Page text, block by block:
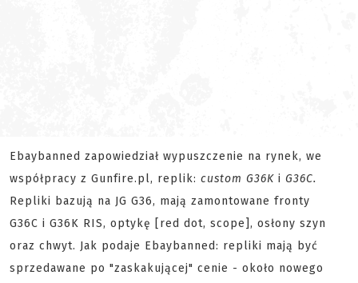
Ebaybanned zapowiedział wypuszczenie na rynek, we
współpracy z Gunfire.pl, replik: custom G36K i G36C.
Repliki bazują na JG G36, mają zamontowane fronty
G36C i G36K RIS, optykę [red dot, scope], osłony szyn
oraz chwyt. Jak podaje Ebaybanned: repliki mają być
sprzedawane po "zaskakującej" cenie - około nowego